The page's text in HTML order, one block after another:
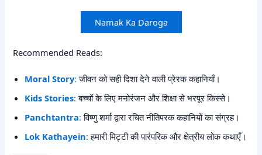
Namak Ka Daroga
Recommended Reads:
Moral Story: जीवन को सही दिशा देने वाली प्रेरक कहानियाँ।
Kids Stories: बच्चों के लिए मनोरंजन और शिक्षा से भरपूर किस्से।
Panchtantra: विष्णु शर्मा द्वारा रचित नीतिपरक कहानियों का संग्रह।
Lok Kathayein: हमारी मिट्टी की पारंपरिक और क्षेत्रीय लोक कथाएँ।